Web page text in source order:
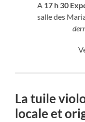
A 17 h 30
salle des
La tuile
locale et